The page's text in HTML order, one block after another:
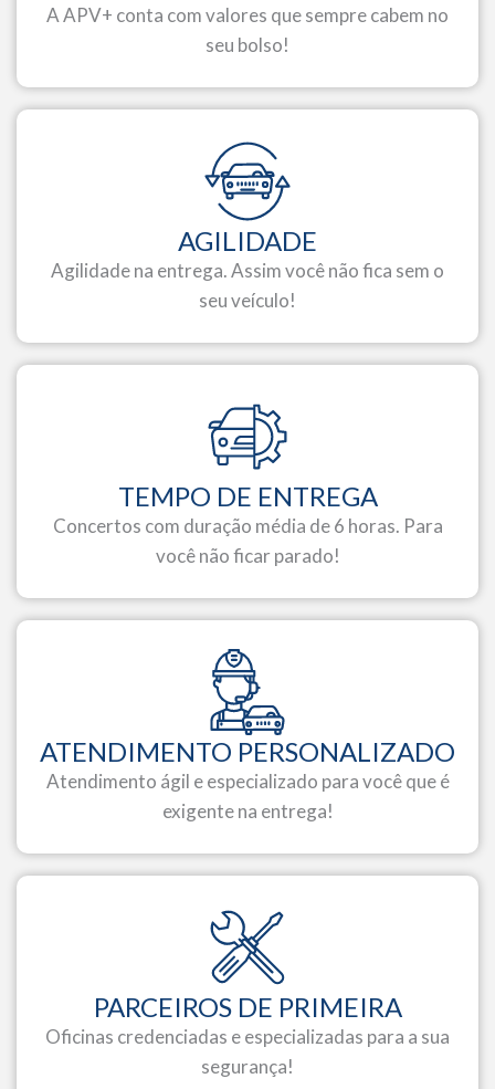
A APV+ conta com valores que sempre cabem no
seu bolso!
AGILIDADE
Agilidade na entrega. Assim você não fica sem o
seu veículo!
TEMPO DE ENTREGA
Concertos com duração média de 6 horas. Para
você não ficar parado!
ATENDIMENTO PERSONALIZADO
Atendimento ágil e especializado para você que é
exigente na entrega!
PARCEIROS DE PRIMEIRA
Oficinas credenciadas e especializadas para a sua
segurança!